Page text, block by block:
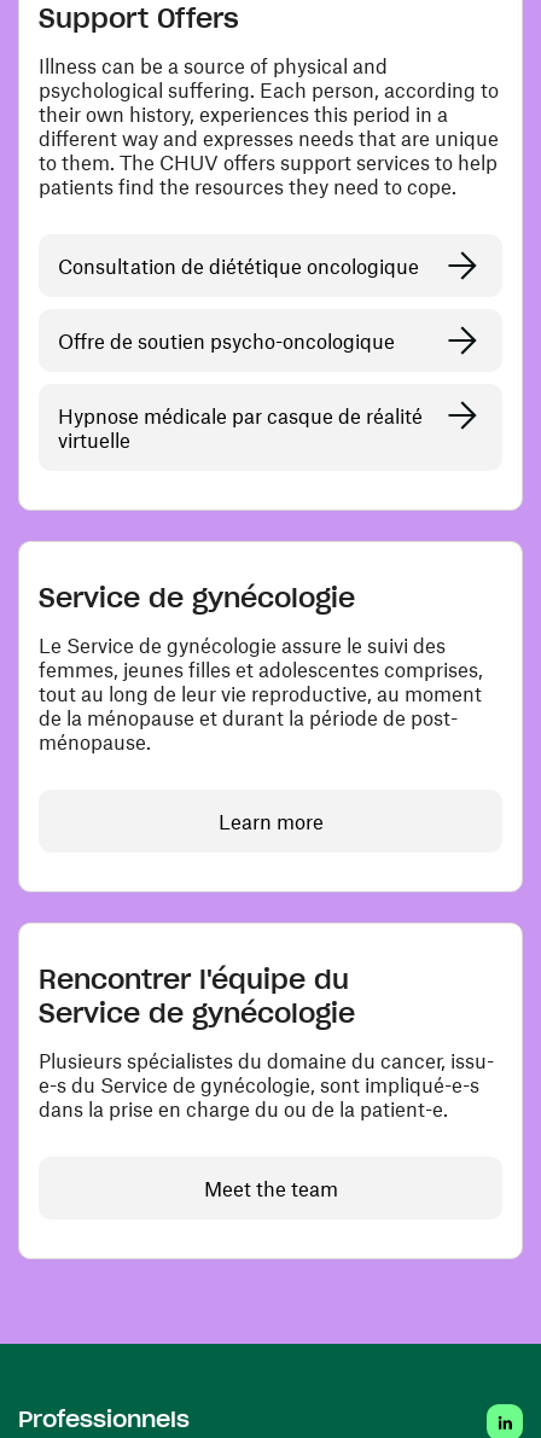
Support Offers
Illness can be a source of physical and
psychological suffering. Each person, according to
their own history, experiences this period in a
different way and expresses needs that are unique
to them. The CHUV offers support services to help
patients find the resources they need to cope.
Consultation de diététique oncologique
Offre de soutien psycho-oncologique
Hypnose médicale par casque de réalité
virtuelle
Service de gynécologie
Le Service de gynécologie assure le suivi des
femmes, jeunes filles et adolescentes comprises,
tout au long de leur vie reproductive, au moment
de la ménopause et durant la période de post-
ménopause.
Learn more
Rencontrer l'équipe du
Service de gynécologie
Plusieurs spécialistes du domaine du cancer, issu-
e-s du Service de gynécologie, sont impliqué-e-s
dans la prise en charge du ou de la patient-e.
Meet the team
Professionnels